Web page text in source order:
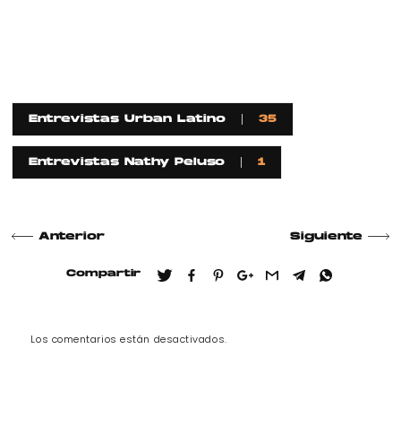
Entrevistas Urban Latino 35
Entrevistas Nathy Peluso 1
Anterior Siguiente
Compartir
Los comentarios están desactivados.